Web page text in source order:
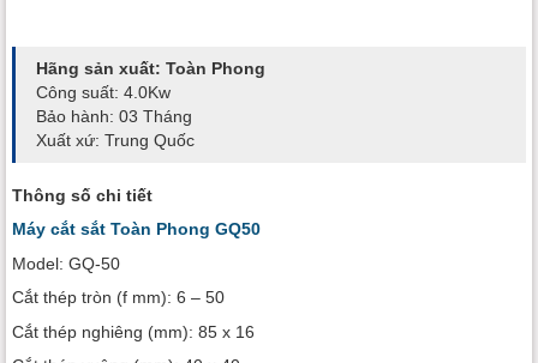
Hãng sản xuất: Toàn Phong
Công suất: 4.0Kw
Bảo hành: 03 Tháng
Xuất xứ: Trung Quốc
Thông số chi tiết
Máy cắt sắt Toàn Phong GQ50
Model: GQ-50
Cắt thép tròn (f mm): 6 – 50
Cắt thép nghiêng (mm): 85 x 16